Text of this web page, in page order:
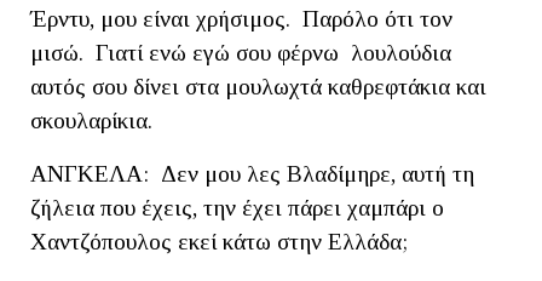
Έρντυ, μου είναι χρήσιμος. Παρόλο ότι τον
μισώ. Γιατί ενώ εγώ σου φέρνω λουλούδια
αυτός σου δίνει στα μουλωχτά καθρεφτάκια και
σκουλαρίκια.
ΑΝΓΚΕΛΑ: Δεν μου λες Βλαδίμηρε, αυτή τη
ζήλεια που έχεις, την έχει πάρει χαμπάρι ο
Χαντζόπουλος εκεί κάτω στην Ελλάδα;